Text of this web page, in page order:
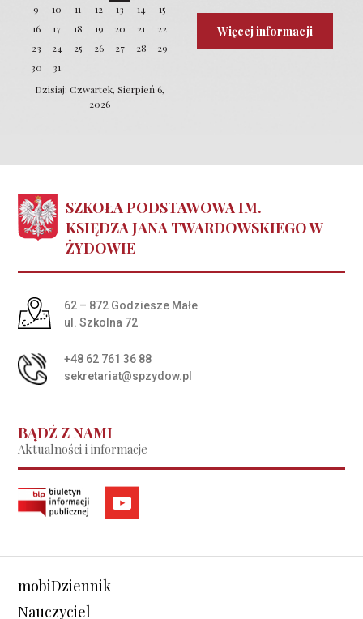
9
10 11 12 13 14
15
16
17 18 19 20 21
22
23
24 25 26 27 28
29
30
31
Dzisiaj: Czwartek, Sierpień 6,
2026
Więcej informacji
SZKOŁA PODSTAWOWA IM.
KSIĘDZA JANA TWARDOWSKIEGO W
ŻYDOWIE
Adres pocztowy:
62 – 872 Godziesze Małe
ul. Szkolna 72
+48 62 761 36 88
sekretariat@spzydow.pl
BĄDŹ Z NAMI
Aktualności i informacje
mobiDziennik
Nauczyciel